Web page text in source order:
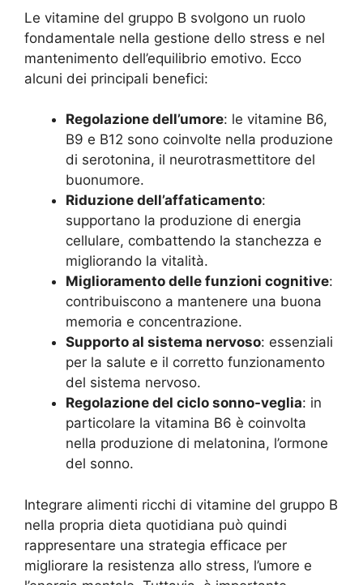
Le vitamine del gruppo B svolgono un ruolo
fondamentale nella gestione dello stress e nel
mantenimento dell’equilibrio emotivo. Ecco
alcuni dei principali benefici:
Regolazione dell’umore: le vitamine B6,
B9 e B12 sono coinvolte nella produzione
di serotonina, il neurotrasmettitore del
buonumore.
Riduzione dell’affaticamento:
supportano la produzione di energia
cellulare, combattendo la stanchezza e
migliorando la vitalità.
Miglioramento delle funzioni cognitive:
contribuiscono a mantenere una buona
memoria e concentrazione.
Supporto al sistema nervoso: essenziali
per la salute e il corretto funzionamento
del sistema nervoso.
Regolazione del ciclo sonno-veglia: in
particolare la vitamina B6 è coinvolta
nella produzione di melatonina, l’ormone
del sonno.
Integrare alimenti ricchi di vitamine del gruppo B
nella propria dieta quotidiana può quindi
rappresentare una strategia efficace per
migliorare la resistenza allo stress, l’umore e